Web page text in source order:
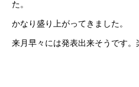
た。
かなり盛り上がってきました。
来月早々には発表出来そうです。